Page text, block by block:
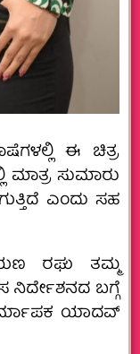
ಈ ಚಿತ್ರ
ಮಾತ್ರ ಸುಮಾರು
ಎಂದು ಸಹ
ರಘು ತಮ್ಮ
ನಿರ್ದೇಶನದ ಬಗ್ಗೆ
ಯಾದವ್